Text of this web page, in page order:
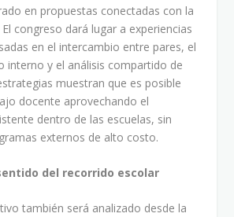
en propuestas conectadas con la
congreso dará lugar a experiencias
en el intercambio entre pares, el
interno y el análisis compartido de
muestran que es posible
docente aprovechando el
dentro de las escuelas, sin
externos de alto costo.
del recorrido escolar
también será analizado desde la